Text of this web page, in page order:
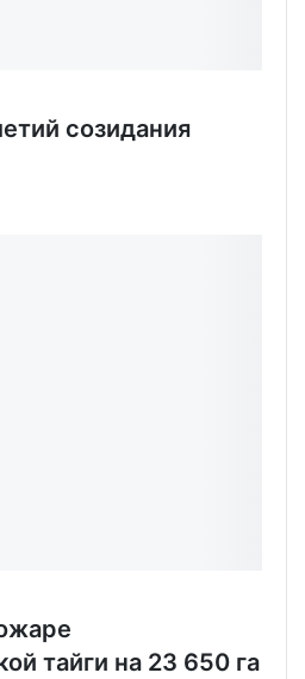
созидания
тайги на 23 650 га